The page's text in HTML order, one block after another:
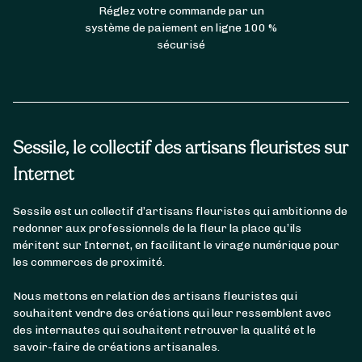
Les fleuristes à Nice Libération
ancien quartier industriel, aujourd’hui
réaménagé en quartier résidentiel. Il abrite
En toute occasion, trouvez unbouquet de
fleurs uniqueauprès de nos fleuristes à Nice
Libération. Rien de tel pouroffrir un cadeau
ou décorer son intérieur avec des bouquets
authentiques et de qualité artisanale.
Les fleuristes à Nice Mont-Boron
Sessile, le collectif des artisans fleuristes sur
Internet
Sessile est un collectif d’artisans fleuristes qui ambitionne de
redonner aux professionnels de la fleur la place qu’ils
méritent sur Internet, en facilitant le virage numérique pour
les commerces de proximité.
Nous mettons en relation des artisans fleuristes qui
souhaitent vendre des créations qui leur ressemblent avec
des internautes qui souhaitent retrouver la qualité et le
savoir-faire de créations artisanales.
Réglez votre commande par un
système de paiement en ligne 100 %
sécurisé